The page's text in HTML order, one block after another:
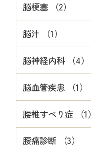
脳梗塞 （2）
脳汁 （1）
脳神経内科 （4）
脳血管疾患 （1）
腰椎すべり症 （1）
腰痛診断 （3）